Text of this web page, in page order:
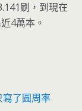
刷，到現在
4萬本。
寫了圓周率